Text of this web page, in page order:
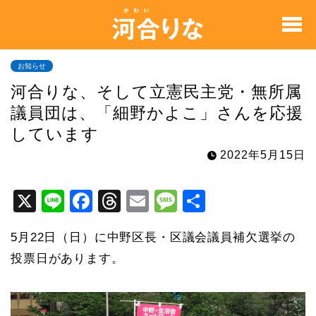
お知らせ
河合りな、そして立憲民主党・無所属
議員団は、「細野かよこ」さんを応援
しています
2022年5月15日
X
Li
e
F
c
e
b
T
e
d
E
ai
M
s
a
5月22日（日）に中野区長・区議会議員補欠選挙の
投票日があります。